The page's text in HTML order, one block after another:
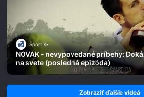
Šport.sk
NOVAK - nevypovedané príbehy:
na svete (posledná epizóda)
Zobraziť ďalšie videá